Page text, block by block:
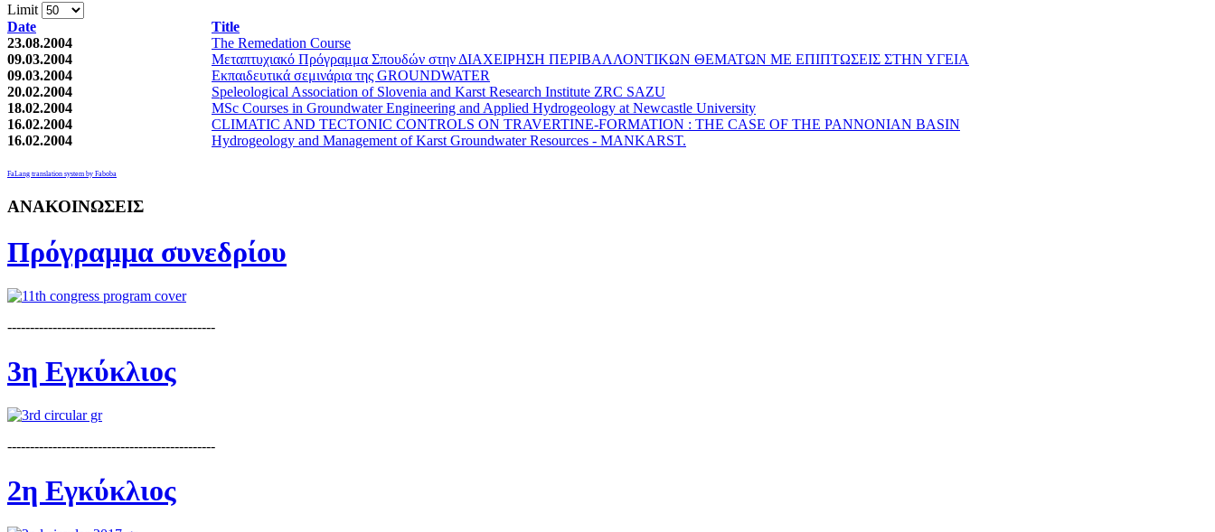
Limit
Date
Title
23.08.2004
The Remedation Course
09.03.2004
Μεταπτυχιακό Πρόγραμμα Σπουδών στην ΔΙΑΧΕΙΡΗΣΗ ΠΕΡΙΒΑΛΛΟΝΤΙΚΩΝ ΘΕΜΑΤΩΝ ΜΕ ΕΠΙΠΤΩΣΕΙΣ ΣΤΗΝ ΥΓΕΙΑ
09.03.2004
Εκπαιδευτικά σεμινάρια της GROUNDWATER
20.02.2004
Speleological Association of Slovenia and Karst Research Institute ZRC SAZU
18.02.2004
MSc Courses in Groundwater Engineering and Applied Hydrogeology at Newcastle University
16.02.2004
CLIMATIC AND TECTONIC CONTROLS ON TRAVERTINE-FORMATION : THE CASE OF THE PANNONIAN BASIN
16.02.2004
Hydrogeology and Management of Karst Groundwater Resources - MANKARST.
FaLang translation system by Faboba
ΑΝΑΚΟΙΝΩΣΕΙΣ
Πρόγραμμα συνεδρίου
----------------------------------------------
3η Εγκύκλιος
----------------------------------------------
2η Εγκύκλιος